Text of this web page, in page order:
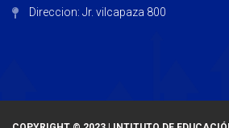
Direccion: Jr. vilcapaza 800